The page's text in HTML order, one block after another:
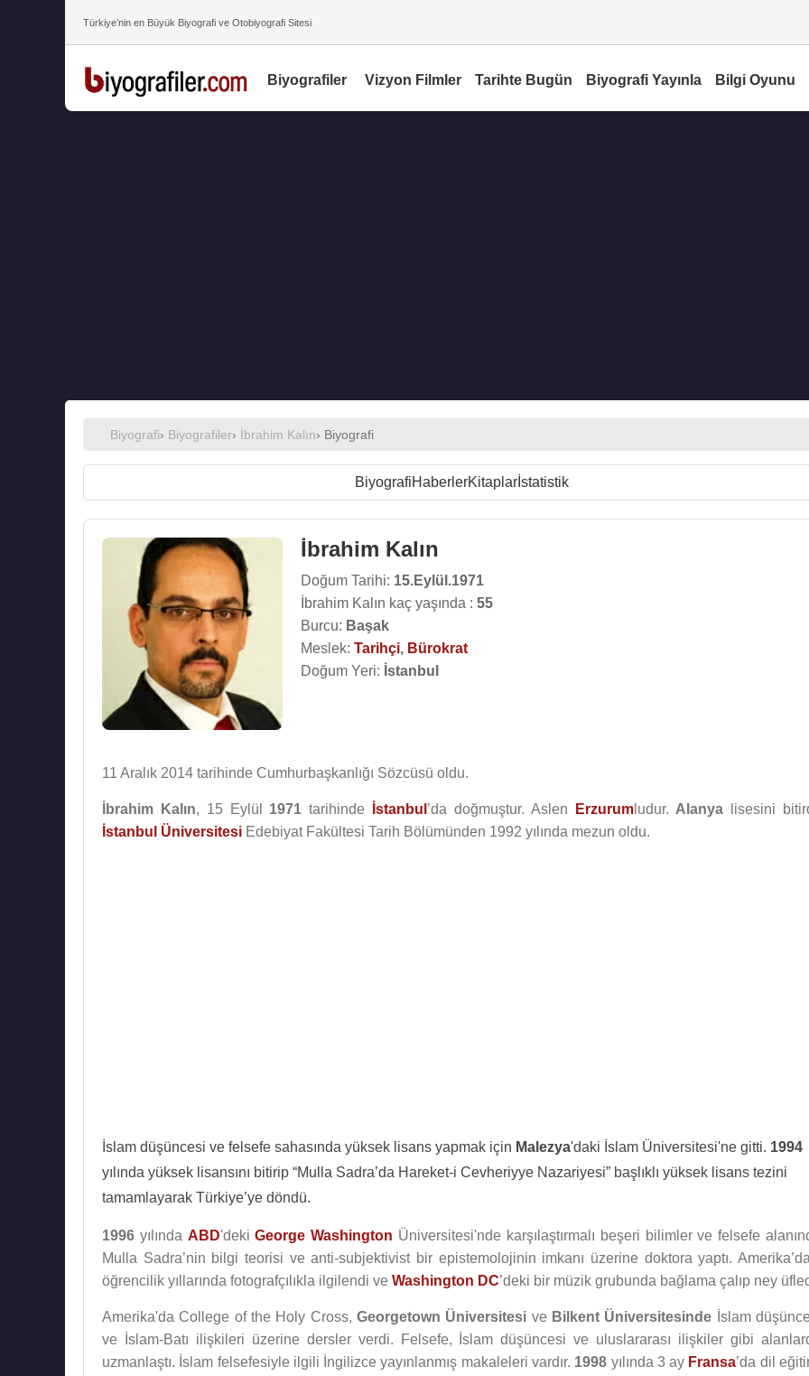
Türkiye’nin en Büyük Biyografi ve Otobiyografi Sitesi
Biyografiler Vizyon Filmler Tarihte Bugün Biyografi Yayınla Bilgi Oyunu
Biyografi› Biyografiler› İbrahim Kalın› Biyografi
BiyografiHaberlerKitaplar İstatistik
İbrahim Kalın
Doğum Tarihi: 15.Eylül.1971
İbrahim Kalın kaç yaşında : 55
Burcu: Başak
Meslek: Tarihçi, Bürokrat
Doğum Yeri: İstanbul
11 Aralık 2014 tarihinde Cumhurbaşkanlığı Sözcüsü oldu.
İbrahim Kalın, 15 Eylül 1971 tarihinde İstanbul ’da doğmuştur. Aslen Erzurumludur. Alanya lisesini
İstanbul Üniversitesi Edebiyat Fakültesi Tarih Bölümünden 1992 yılında mezun oldu.
İslam düşüncesi ve felsefe sahasında yüksek lisans yapmak için Malezya'daki İslam Üniversitesi'ne gitti. 1994
yılında yüksek lisansını bitirip “Mulla Sadra’da Hareket-i Cevheriyye Nazariyesi” başlıklı yüksek lisans tezini
tamamlayarak Türkiye’ye döndü.
1996 yılında ABD'dekiGeorge Washington Üniversitesi'nde karşılaştırmalı beşeri bilimler ve felsefe
Mulla Sadra’nin bilgi teorisi ve anti-subjektivist bir epistemolojinin imkanı üzerine doktora yaptı.
öğrencilik yıllarında fotografçılıkla ilgilendi ve Washington DC’deki bir müzik grubunda bağlama çalıp ney
Amerika'da College of the Holy Cross, Georgetown Üniversitesi ve Bilkent Üniversitesinde İslam
ve İslam-Batı ilişkileri üzerine dersler verdi. Felsefe, İslam düşüncesi ve uluslararası ilişkiler gibi
uzmanlaştı. İslam felsefesiyle ilgili İngilizce yayınlanmış makaleleri vardır. 1998 yılında 3 ay Fransa’da dil